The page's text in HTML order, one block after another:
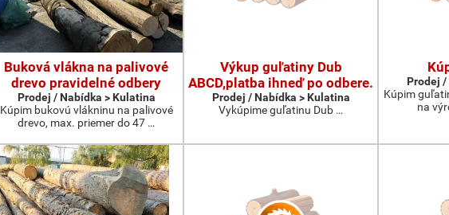
Buková vlákna na palivové
drevo pravidelné odbery
Prodej / Nabídka > Kulatina
Kúpim bukovú vlákninu na palivové
drevo, max. priemer do 47 …
Výkup guľatiny Dub
ABCD,platba ihneď po odbere.
Prodej / Nabídka > Kulatina
Vykúpime guľatinu Dub …
Prodej /
Kúpim
na